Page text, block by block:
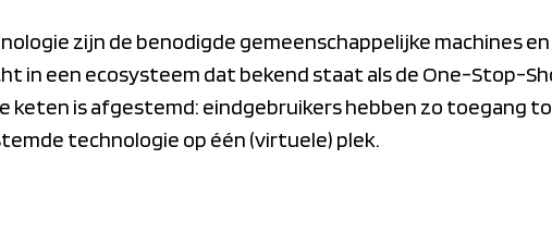
zijn de benodigde gemeenschappelijke machines
in een ecosysteem dat bekend staat als de One-Stop-
keten is afgestemd: eindgebruikers hebben zo toegang
technologie op één (virtuele) plek.